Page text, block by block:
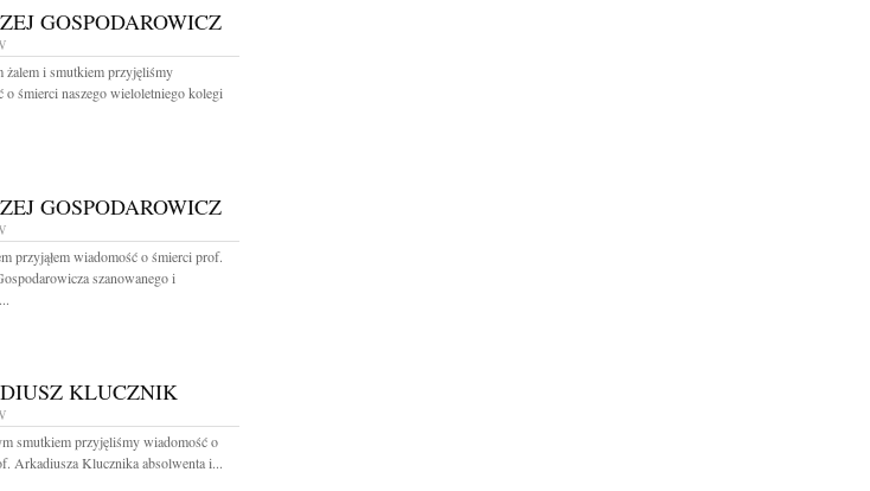
GOSPODAROWICZ
żalem i smutkiem przyjęliśmy
o śmierci naszego wieloletniego kolegi
GOSPODAROWICZ
przyjąłem wiadomość o śmierci prof.
szanowanego i
KLUCZNIK
smutkiem przyjęliśmy wiadomość o
Arkadiusza Klucznika absolwenta i...